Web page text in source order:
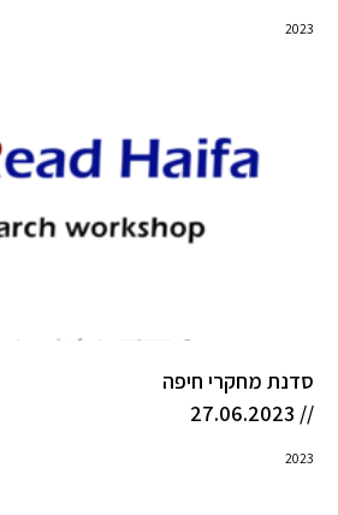
2023
סדנת מחקרי חיפה
// 27.06.2023
2023